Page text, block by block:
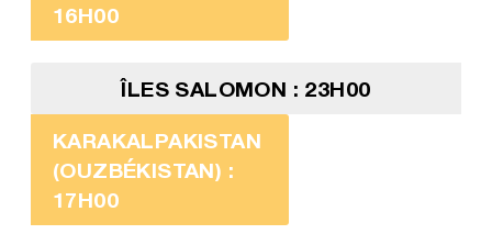
16H00
ÎLES SALOMON : 23H00
KARAKALPAKISTAN
(OUZBÉKISTAN) :
17H00